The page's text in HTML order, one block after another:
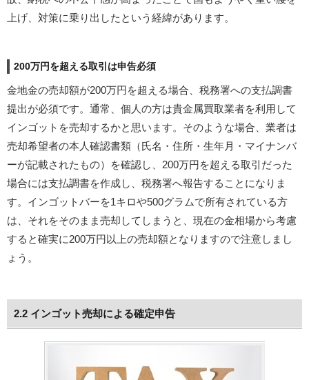
上げ、対策に乗り出したという経緯があります。
200万円を超える取引は申告必須
金地金の売却額が200万円を超える場合、税務署への支払調書
提出が必須です。通常、個人の方は貴金属買取業者を利用して
インゴットを売却するかと思います。そのような場合、業者は
売却希望者の本人確認書類（氏名・住所・生年月・マイナンバ
ーが記載されたもの）を確認し、200万円を超える取引だった
場合には支払調書を作成し、税務署へ報告することになりま
す。インゴットバーを1キロや500グラムで所有されている方
は、それをそのまま売却してしまうと、現在の金相場から考慮
すると確実に200万円以上の売却額となりますので注意しまし
ょう。
2.2 インゴット売却による確定申告